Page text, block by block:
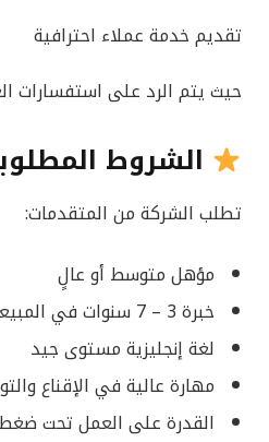
تقديم خدمة عملاء احترافية
حيث يتم الرد على استفسارات
الشروط
تطلب الشركة من المتقدمات:
مؤهل متوسط أو عالٍ
خبرة 3 – 7 سنوات في المبيعات أو التلي سيلز
لغة إنجليزية مستوى جيد
مهارة عالية في الإقناع
القدرة على العمل تحت ضغط